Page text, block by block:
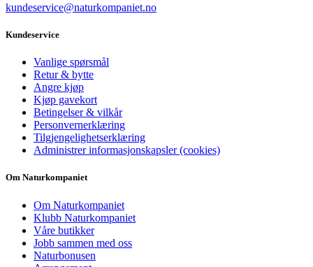
kundeservice@naturkompaniet.no
Kundeservice
Vanlige spørsmål
Retur & bytte
Angre kjøp
Kjøp gavekort
Betingelser & vilkår
Personvernerklæring
Tilgjengelighetserklæring
Administrer informasjonskapsler (cookies)
Om Naturkompaniet
Om Naturkompaniet
Klubb Naturkompaniet
Våre butikker
Jobb sammen med oss
Naturbonusen